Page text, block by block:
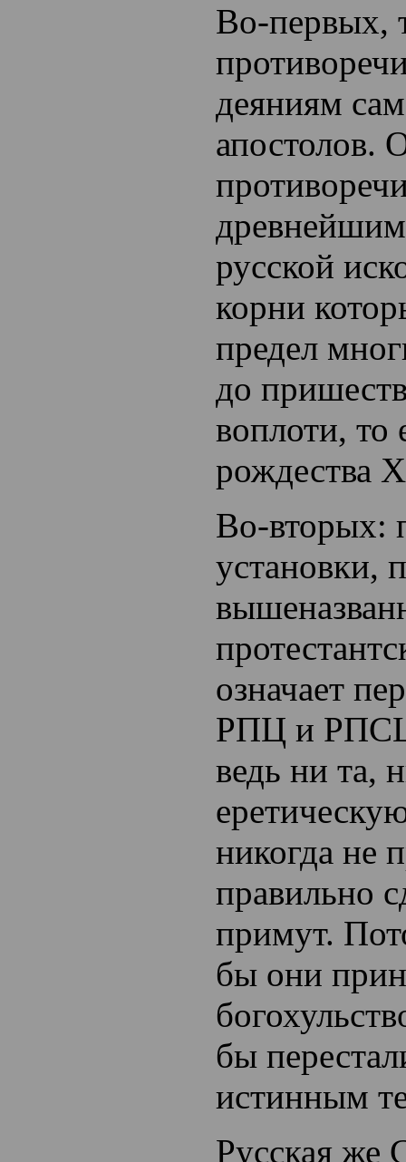
Во-первых,
деяниям
апостолов.
русской
корни
предел
до
воплоти, то
рождества
Во-вторых:
установки,
означает
РПЦ и
ведь ни та,
никогда не
правильно
примут.
бы они
бы
истинным
Русская же